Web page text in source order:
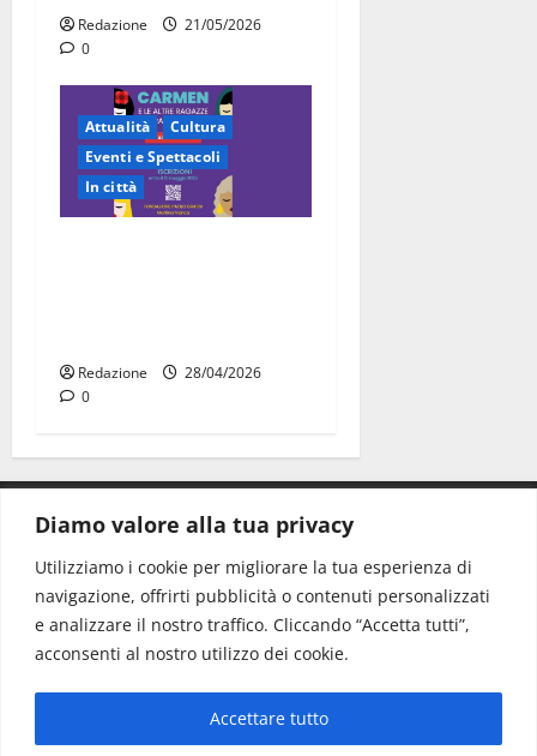
Diamo valore alla tua privacy
Utilizziamo i cookie per migliorare la tua esperienza di
navigazione, offrirti pubblicità o contenuti personalizzati
e analizzare il nostro traffico. Cliccando “Accetta tutti”,
acconsenti al nostro utilizzo dei cookie.
Accettare tutto
Redazione
21/05/2026
0
Attualità
Cultura
Eventi e Spettacoli
In città
Redazione
28/04/2026
0
CONTATTI.
Redazione: redazione@www.martinasera.it
Direttore:direttore@www.martinasera.it
Info & Commerciale:info@www.martinasera.it